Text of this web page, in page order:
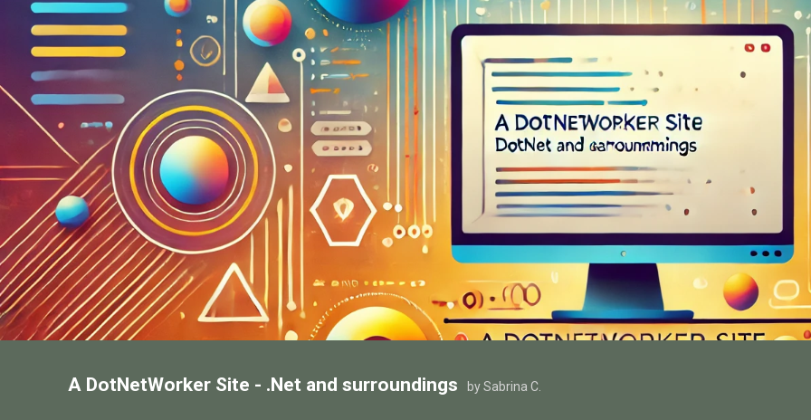
A DotNetWorker Site - .Net and surroundings by Sabrina C.